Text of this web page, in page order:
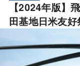
【2024年版】
田基地日米友好